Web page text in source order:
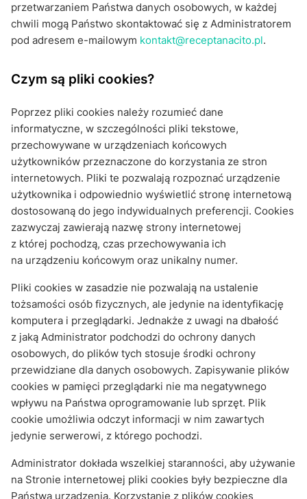
przetwarzaniem Państwa danych osobowych, w każdej
chwili mogą Państwo skontaktować się z Administratorem
pod adresem e-mailowym kontakt@receptanacito.pl.
Czym są pliki cookies?
Poprzez pliki cookies należy rozumieć dane
informatyczne, w szczególności pliki tekstowe,
przechowywane w urządzeniach końcowych
użytkowników przeznaczone do korzystania ze stron
internetowych. Pliki te pozwalają rozpoznać urządzenie
użytkownika i odpowiednio wyświetlić stronę internetową
dostosowaną do jego indywidualnych preferencji. Cookies
zazwyczaj zawierają nazwę strony internetowej
z której pochodzą, czas przechowywania ich
na urządzeniu końcowym oraz unikalny numer.
Pliki cookies w zasadzie nie pozwalają na ustalenie
tożsamości osób fizycznych, ale jedynie na identyfikację
komputera i przeglądarki. Jednakże z uwagi na dbałość
z jaką Administrator podchodzi do ochrony danych
osobowych, do plików tych stosuje środki ochrony
przewidziane dla danych osobowych. Zapisywanie plików
cookies w pamięci przeglądarki nie ma negatywnego
wpływu na Państwa oprogramowanie lub sprzęt. Plik
cookie umożliwia odczyt informacji w nim zawartych
jedynie serwerowi, z którego pochodzi.
Administrator dokłada wszelkiej staranności, aby używanie
na Stronie internetowej pliki cookies były bezpieczne dla
Państwa urządzenia. Korzystanie z plików cookies